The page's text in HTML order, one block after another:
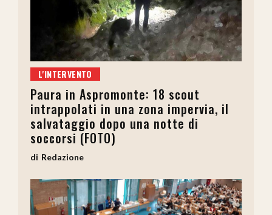
L'INTERVENTO
Paura in Aspromonte: 18 scout
intrappolati in una zona impervia, il
salvataggio dopo una notte di
soccorsi (FOTO)
Redazione